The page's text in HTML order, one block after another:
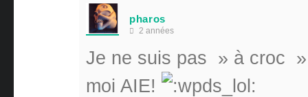
pharos
2 années
Je ne suis pas » à croc »
moi AIE!